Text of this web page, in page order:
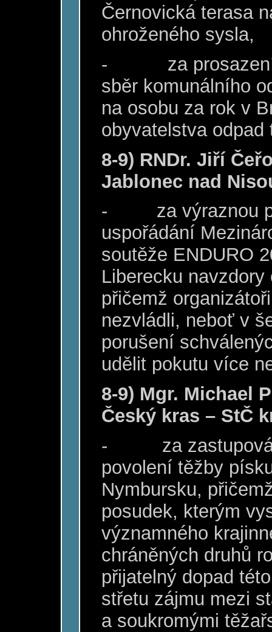
Černovická terasa
ohroženého sysla,
-
za
sběr komunálního
na osobu za rok v
obyvatelstva odpad
8-9) RNDr. Jiří
Jablonec nad
-
za výraznou
uspořádání
soutěže ENDURO
Liberecku
přičemž
nezvládli, neboť v
porušení
udělit pokutu více
8-9) Mgr. Michael
Český kras – StČ
-
za
povolení těžby
Nymbursku,
posudek, kterým
významného
chráněných druhů
přijatelný dopad
střetu zájmu mezi
a soukromými